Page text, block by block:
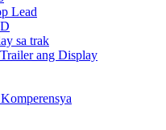
Lead
sa trak
ang Display